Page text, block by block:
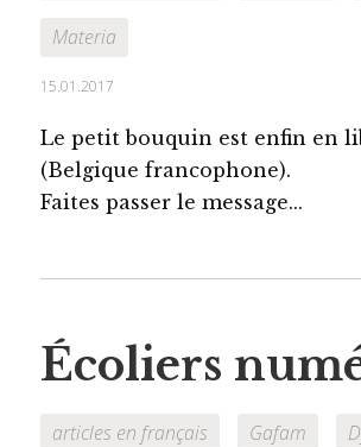
Materia
15.01.2017
Le petit bouquin est enfin en
(Belgique francophone).
Faites passer le message...
Écoliers
articles en français Gafam